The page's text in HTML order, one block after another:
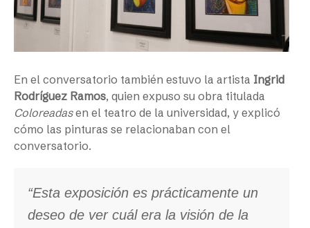
En el conversatorio también estuvo la artista Ingrid
Rodríguez Ramos, quien expuso su obra titulada
Coloreadasen el teatro de la universidad, y explicó
cómo las pinturas se relacionaban con el
conversatorio.
“Esta exposición es prácticamente un
deseo de ver cuál era la visión de la